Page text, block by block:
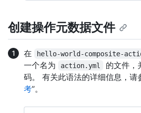
创建操作元数据文件
在 hello-world-composite-
一个名为
action.yml
的文件，
码。 有关此语法的详细信息，请
考”。